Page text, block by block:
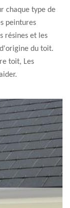
chaque type de
peintures
résines et les
du toit.
toit, Les